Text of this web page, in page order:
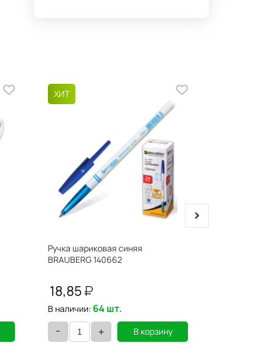
Ручка шариковая синяя
BRAUBERG 140662
18,85
В наличии: 64 шт.
- + В корзину
next